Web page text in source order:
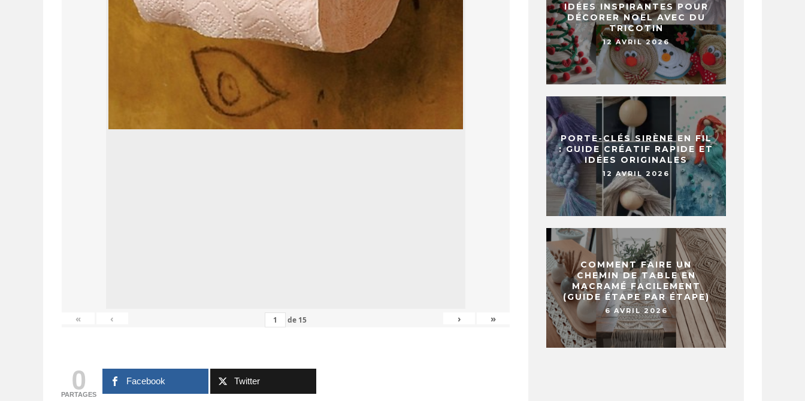
« ‹ de 15 › »
0
PARTAGES
Facebook Twitter
IDÉES INSPIRANTES POUR
DÉCORER NOËL AVEC DU
TRICOTIN
12 AVRIL 2026
PORTE-CLÉS SIRÈNE EN FIL
: GUIDE CRÉATIF RAPIDE ET
IDÉES ORIGINALES
12 AVRIL 2026
COMMENT FAIRE UN
CHEMIN DE TABLE EN
MACRAMÉ FACILEMENT
(GUIDE ÉTAPE PAR ÉTAPE)
6 AVRIL 2026